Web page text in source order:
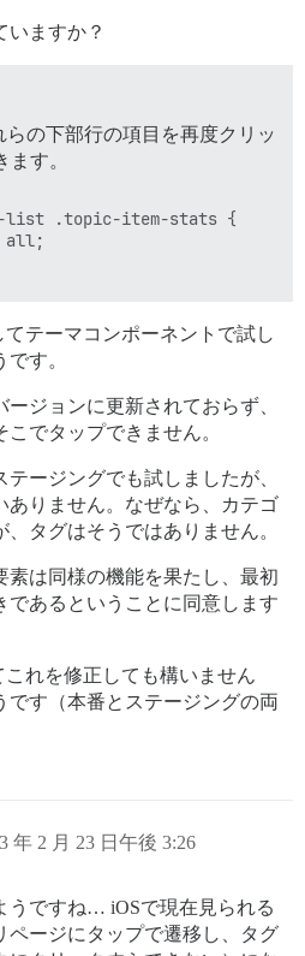
いますか？
らの下部行の項目を再度クリッ
す。
list .topic-item-stats {
テーマコンポーネントで試し
す。
ジョンに更新されておらず、
でタップできません。
ージングでも試しましたが、
ありません。なぜなら、カテゴ
タグはそうではありません。
素は同様の機能を果たし、最初
であるということに同意します
これを修正しても構いません
です（本番とステージングの両
年 2 月 23 日午後 3:26
うですね… iOSで現在見られる
ページにタップで遷移し、タグ